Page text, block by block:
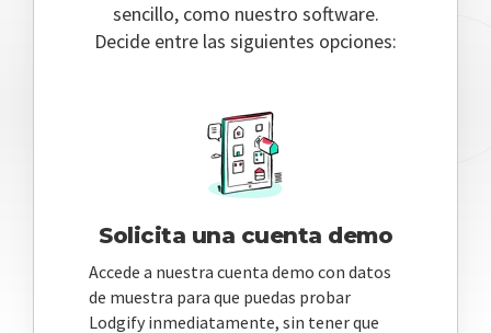
sencillo, como nuestro software.
Decide entre las siguientes opciones:
Solicita una cuenta demo
Accede a nuestra cuenta demo con datos
de muestra para que puedas probar
Lodgify inmediatamente, sin tener que